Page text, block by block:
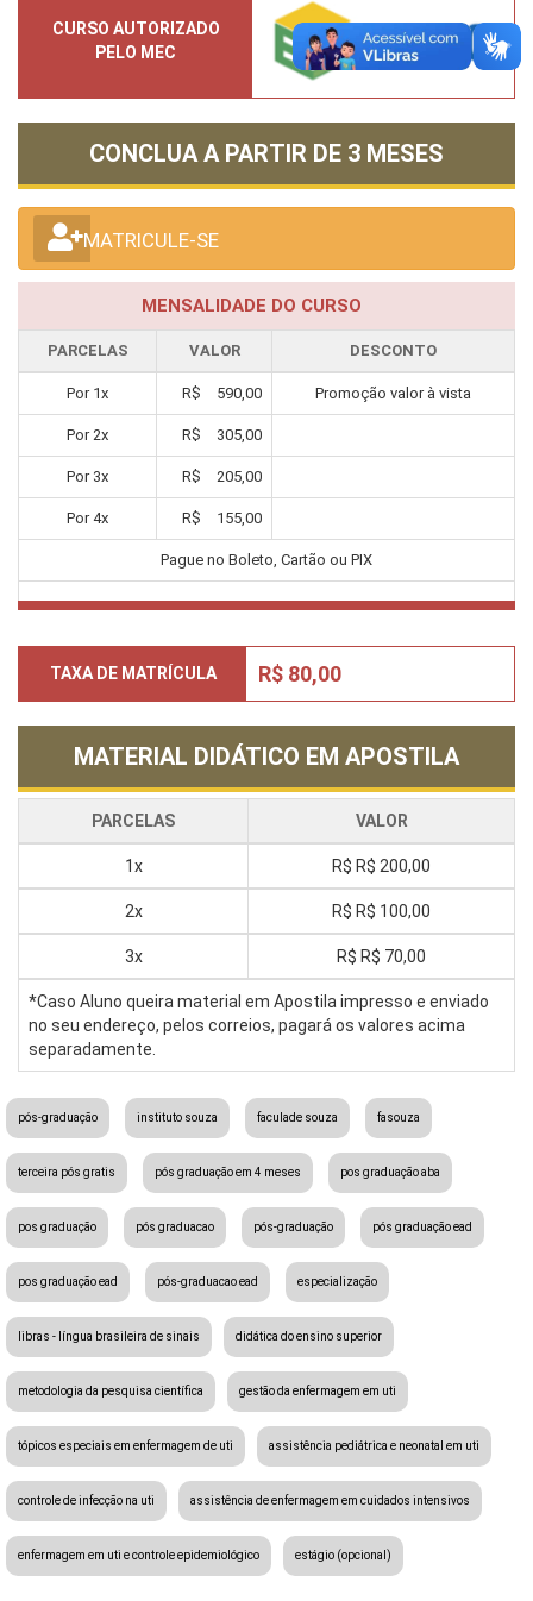
CURSO AUTORIZADO
PELO MEC
CONCLUA A PARTIR DE 3 MESES
MATRICULE-SE
MENSALIDADE DO CURSO
PARCELAS VALOR DESCONTO
Por 1x R$ 590,00 Promoção valor à vista
Por 2x R$ 305,00
Por 3x R$ 205,00
Por4x R$ 155,00
Pague no Boleto, Cartão ou PIX
TAXA DE MATRÍCULA R$ 80,00
MATERIAL DIDÁTICO EM APOSTILA
PARCELAS VALOR
1x R$ R$ 200,00
2x R$ R$ 100,00
3x R$ R$ 70,00
*Caso Aluno queira material em Apostila impresso e enviado
no seu endereço, pelos correios, pagará os valores acima
separadamente.
pós-graduação instituto souza faculade souza fasouza
terceira pós gratis pós graduação em 4 meses pos graduação aba
pos graduação pós graduacao pós-graduação pós graduação ead
pos graduação ead pós-graduacao ead especialização
libras - língua brasileira de sinais didática do ensino superior
metodologia da pesquisa científica gestão da enfermagem em uti
tópicos especiais em enfermagem de uti assistência pediátrica e neonatal em uti
controle de infecção na uti assistência de enfermagem em cuidados intensivos
enfermagem em uti e controle epidemiológico estágio (opcional)